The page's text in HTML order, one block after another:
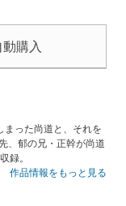
購入
まった尚道と、それを
、郁の兄・正幹が尚道
録。
作品情報をもっと見る